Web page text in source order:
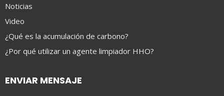
Noticias
Video
¿Qué es la acumulación de carbono?
¿Por qué utilizar un agente limpiador HHO?
ENVIAR MENSAJE